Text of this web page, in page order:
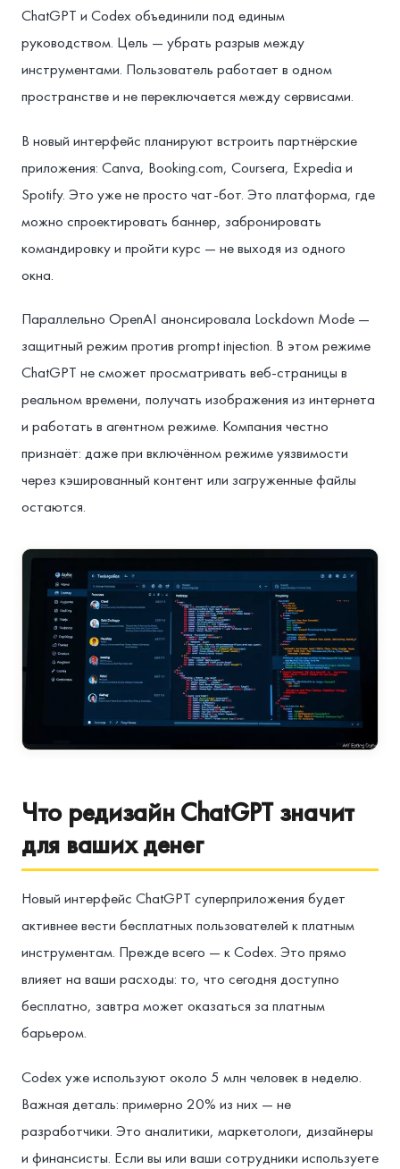
ChatGPT и Codex объединили под единым
руководством. Цель — убрать разрыв между
инструментами. Пользователь работает в одном
пространстве и не переключается между сервисами.
В новый интерфейс планируют встроить партнёрские
приложения: Canva, Booking.com, Coursera, Expedia и
Spotify. Это уже не просто чат-бот. Это платформа, где
можно спроектировать баннер, забронировать
командировку и пройти курс — не выходя из одного
окна.
Параллельно OpenAI анонсировала Lockdown Mode —
защитный режим против prompt injection. В этом режиме
ChatGPT не сможет просматривать веб-страницы в
реальном времени, получать изображения из интернета
и работать в агентном режиме. Компания честно
признаёт: даже при включённом режиме уязвимости
через кэшированный контент или загруженные файлы
остаются.
Что редизайн ChatGPT значит
для ваших денег
Новый интерфейс ChatGPT суперприложения будет
активнее вести бесплатных пользователей к платным
инструментам. Прежде всего — к Codex. Это прямо
влияет на ваши расходы: то, что сегодня доступно
бесплатно, завтра может оказаться за платным
барьером.
Codex уже используют около 5 млн человек в неделю.
Важная деталь: примерно 20% из них — не
разработчики. Это аналитики, маркетологи, дизайнеры
и финансисты. Если вы или ваши сотрудники используете